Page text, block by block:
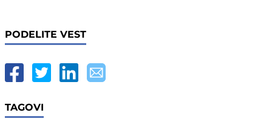
PODELITE VEST
TAGOVI